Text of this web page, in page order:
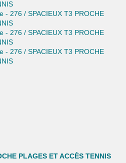
PLAGES ET ACCÈS TENNIS